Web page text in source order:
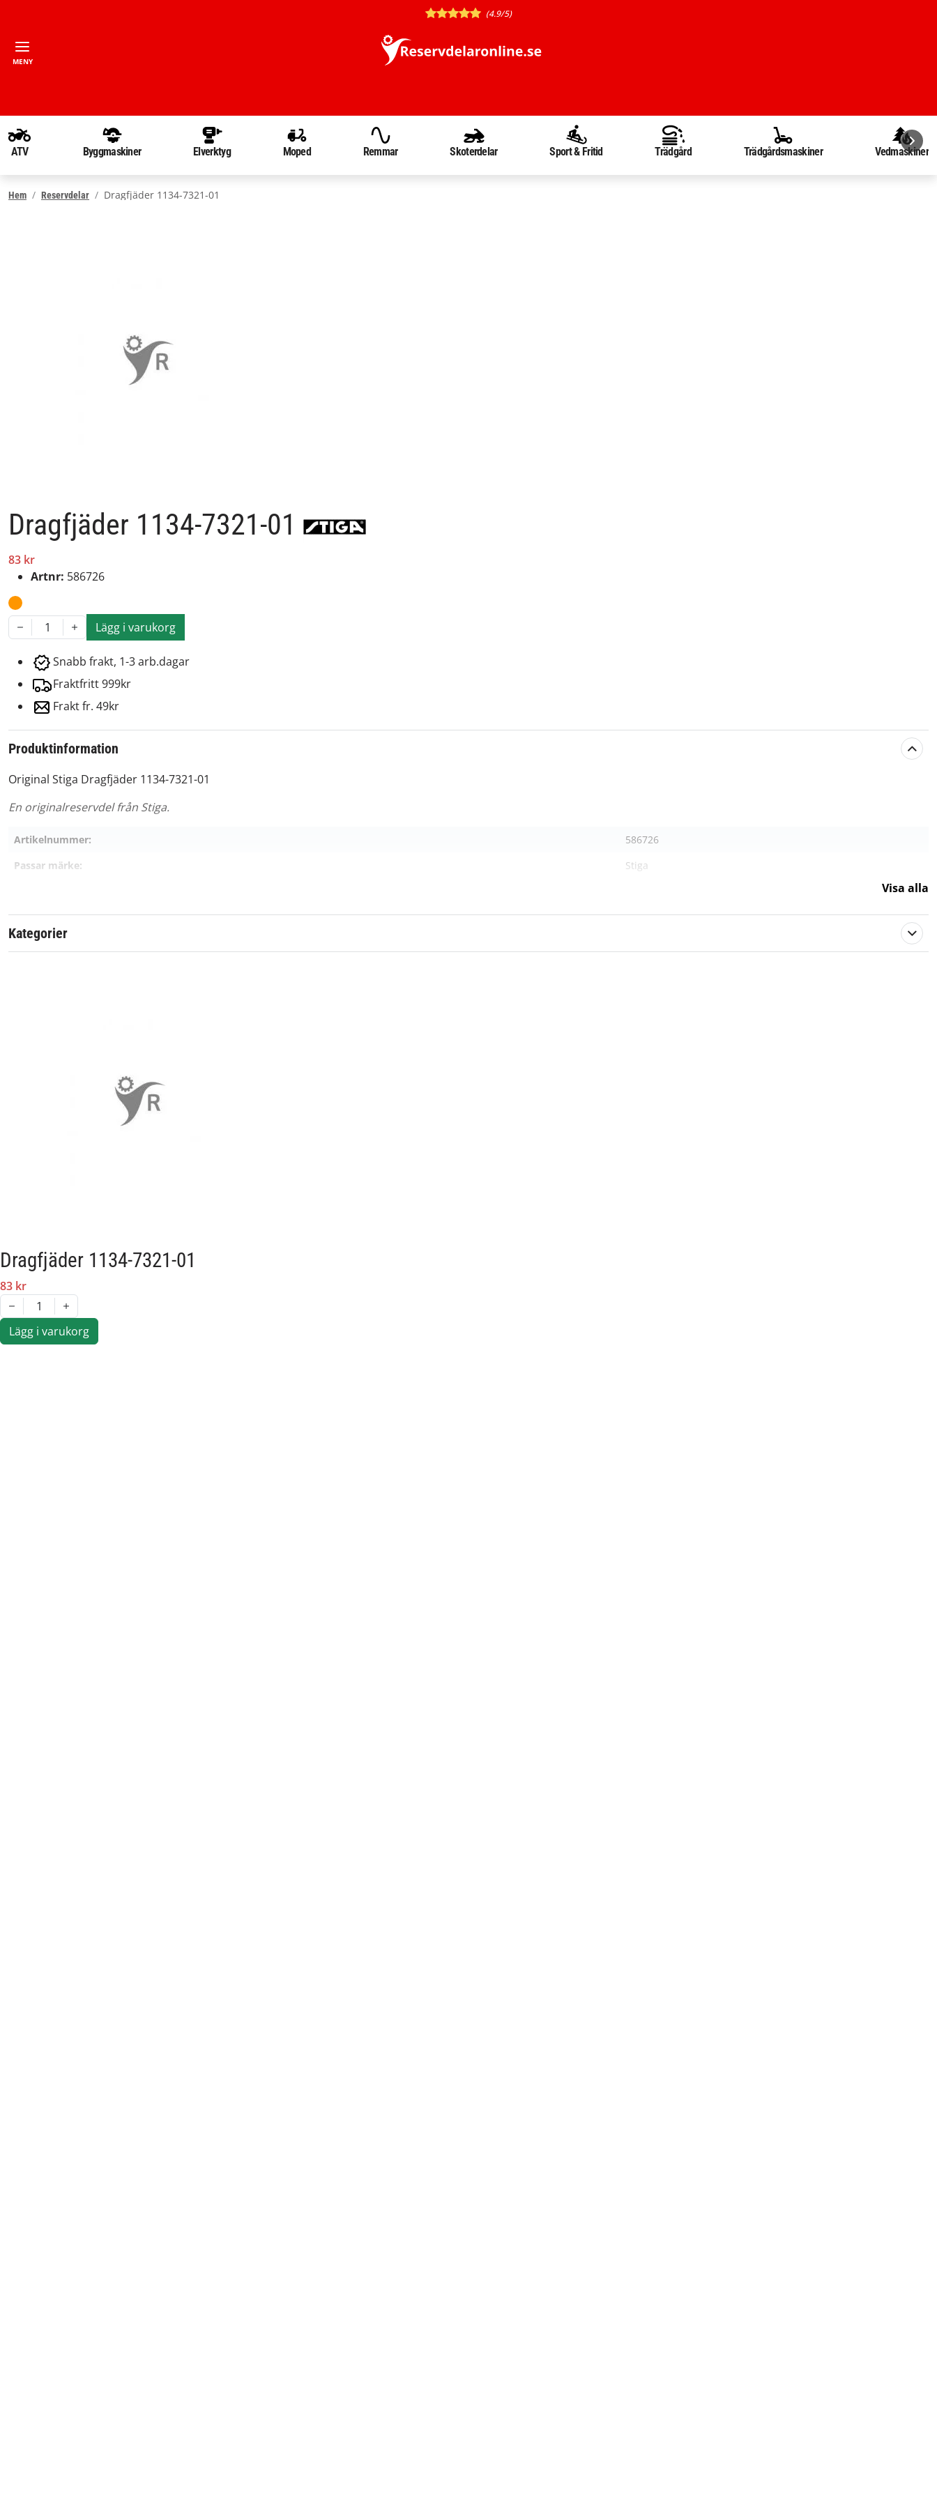
(4.9/5)
MENY
ATV Byggmaskiner Elverktyg Moped Remmar Skoterdelar Sport & Fritid Trädgård Trädgårdsmaskiner Vedmaskiner
Hem Reservdelar Dragfjäder 1134-7321-01
Dragfjäder 1134-7321-01
83 kr
Artnr: 586726
1 Lägg i varukorg
Snabb frakt, 1-3 arb.dagar
Fraktfritt 999kr
Frakt fr. 49kr
Produktinformation
Original Stiga Dragfjäder 1134-7321-01
En originalreservdel från Stiga.
Artikelnummer:
586726
Passar märke:
Stiga
Visa alla
Kategorier
Dragfjäder 1134-7321-01
83 kr
1
Lägg i varukorg